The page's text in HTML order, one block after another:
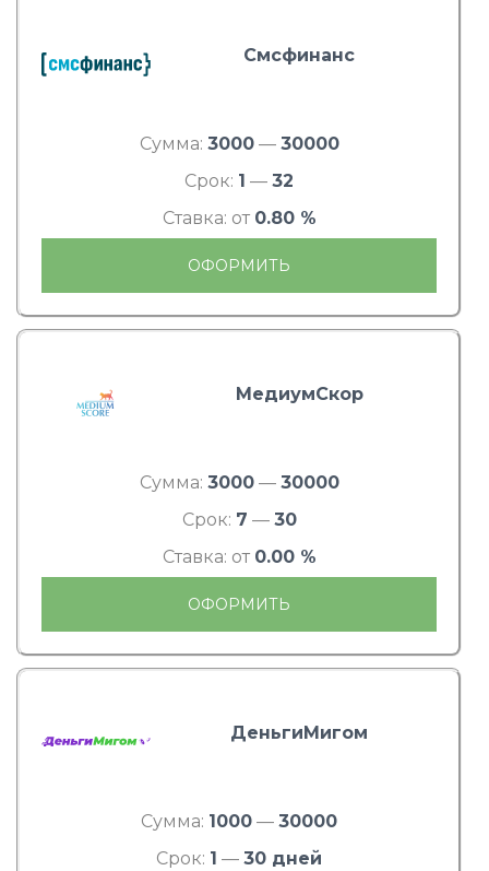
Смсфинанс
Сумма: 3000— 30000
Срок: 1 — 32
Ставка: от 0.80 %
ОФОРМИТЬ
МедиумСкор
Сумма: 3000— 30000
Срок: 7 — 30
Ставка: от 0.00 %
ОФОРМИТЬ
ДеньгиМигом
Сумма: 1000 — 30000
Срок: 1 — 30 дней